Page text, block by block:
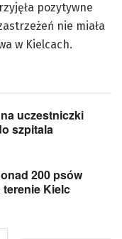
pozytywne
nie miała
w Kielcach.
uczestniczki
szpitala
200 psów
Kielc